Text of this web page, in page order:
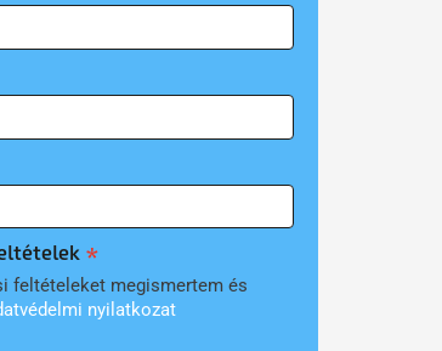
feltételeket megismertem és
nyilatkozat